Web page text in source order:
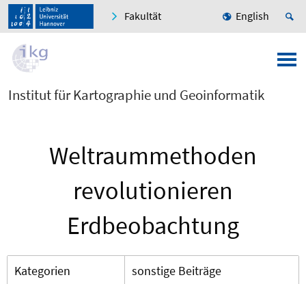
Fakultät English
Institut für Kartographie und Geoinformatik
Weltraummethoden
revolutionieren
Erdbeobachtung
Kategorien
sonstige Beiträge